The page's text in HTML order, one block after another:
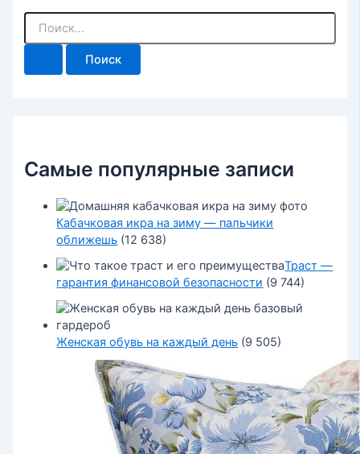
П
и
Самые популярные записи
Кабачковая икра на зиму — пальчики
оближешь (12 638)
Траст —
гарантия финансовой безопасности (9 744)
Женская обувь на каждый день (9 505)